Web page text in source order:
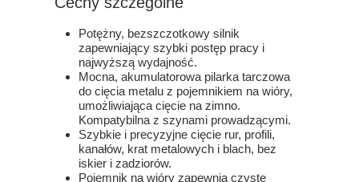
Potężny, bezszczotkowy silnik
zapewniający szybki postęp pracy i
najwyższą wydajność.
Mocna, akumulatorowa pilarka tarczowa
do cięcia metalu z pojemnikiem na wióry,
umożliwiająca cięcie na zimno.
Kompatybilna z szynami prowadzącymi.
Szybkie i precyzyjne cięcie rur, profili,
kanałów, krat metalowych i blach, bez
iskier i zadziorów.
Pojemnik na wióry zapewnia czyste